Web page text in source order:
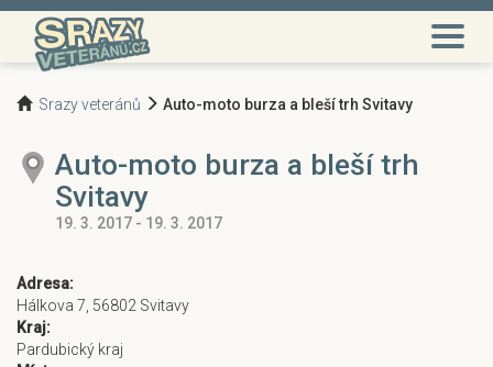
Srazy veteránů Auto-moto burza a bleší trh Svitavy
Auto-moto burza a bleší trh
Svitavy
19. 3. 2017 - 19. 3. 2017
Adresa:
Hálkova 7, 56802 Svitavy
Kraj:
Pardubický kraj